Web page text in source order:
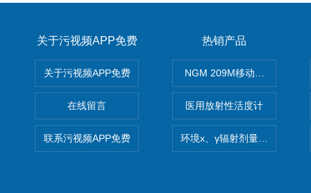
关于污视频APP免费
关于污视频APP免费
在线留言
联系污视频APP免费
热销产品
NGM 209M移动式惰性气体
医用放射性活度计
环境x、γ辐射剂量率仪